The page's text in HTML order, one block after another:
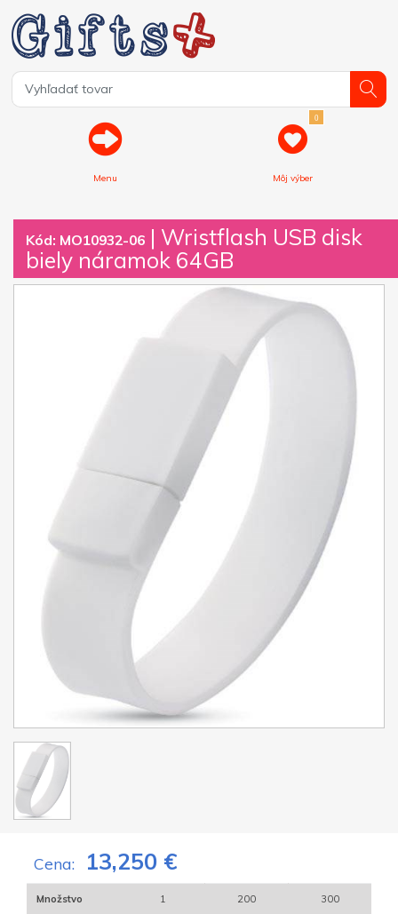
Menu
0
Môj výber
Kód: MO10932-06 | Wristflash USB disk
biely náramok 64GB
Cena: 13,250 €
Množstvo 1 200 300